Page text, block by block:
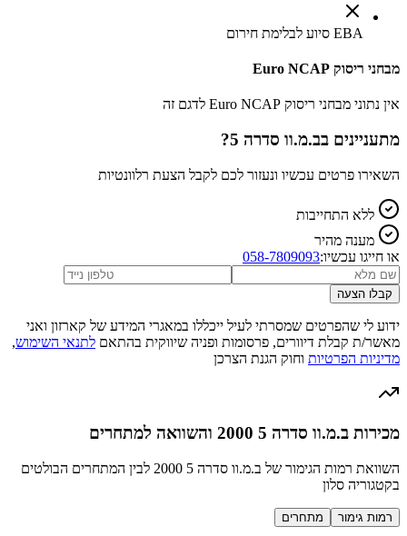
EBA סיוע לבלימת חירום
מבחני ריסוק Euro NCAP
אין נתוני מבחני ריסוק Euro NCAP לדגם זה
מתעניינים בב.מ.וו סדרה 5 ?
השאירו פרטים עכשיו ונעזור לכם לקבל הצעת רלוונטיות
ללא התחייבות
מענה מהיר
או חייגו עכשיו:058-7809093
קבלו הצעה
ידוע לי שהפרטים שמסרתי לעיל ייכללו במאגרי המידע של קארזון ואני
מאשר/ת קבלת דיוורים, פרסומות ופניה שיווקית בהתאם לתנאי השימוש,
מדיניות הפרטיות וחוק הגנת הצרכן
מכירות ב.מ.וו סדרה 5 2000 והשוואה למתחרים
השוואת רמות הגימור של ב.מ.וו סדרה 5 2000 לבין המתחרים הבולטים
בקטגוריה סלון
רמות גימור מתחרים